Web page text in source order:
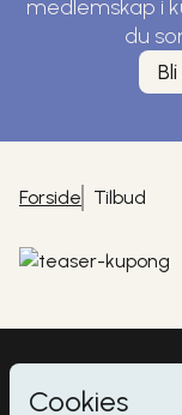
medlemskap i
du
Forside Tilbud